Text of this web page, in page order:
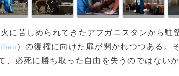
火に苦しめられてきたアフガニスタンから
）の復権に向けた扉が開かれつつある。
、必死に勝ち取った自由を失うのではないか